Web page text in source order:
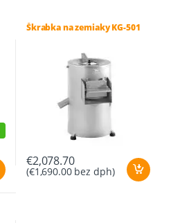
Škrabka na zemiaky KG-501
€2,078.70
(€1,690.00bez dph)